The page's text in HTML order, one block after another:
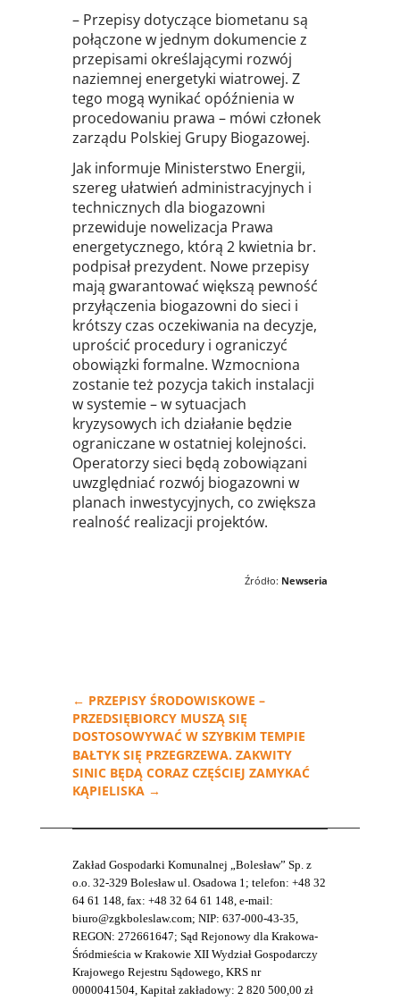
– Przepisy dotyczące biometanu są
połączone w jednym dokumencie z
przepisami określającymi rozwój
naziemnej energetyki wiatrowej. Z
tego mogą wynikać opóźnienia w
procedowaniu prawa – mówi członek
zarządu Polskiej Grupy Biogazowej.
Jak informuje Ministerstwo Energii,
szereg ułatwień administracyjnych i
technicznych dla biogazowni
przewiduje nowelizacja Prawa
energetycznego, którą 2 kwietnia br.
podpisał prezydent. Nowe przepisy
mają gwarantować większą pewność
przyłączenia biogazowni do sieci i
krótszy czas oczekiwania na decyzje,
uprościć procedury i ograniczyć
obowiązki formalne. Wzmocniona
zostanie też pozycja takich instalacji
w systemie – w sytuacjach
kryzysowych ich działanie będzie
ograniczane w ostatniej kolejności.
Operatorzy sieci będą zobowiązani
uwzględniać rozwój biogazowni w
planach inwestycyjnych, co zwiększa
realność realizacji projektów.
Źródło: Newseria
← PRZEPISY ŚRODOWISKOWE –
PRZEDSIĘBIORCY MUSZĄ SIĘ
DOSTOSOWYWAĆ W SZYBKIM TEMPIE
BAŁTYK SIĘ PRZEGRZEWA. ZAKWITY
SINIC BĘDĄ CORAZ CZĘŚCIEJ ZAMYKAĆ
KĄPIELISKA→
Zakład Gospodarki Komunalnej „Bolesław” Sp. z
o.o. 32-329 Bolesław ul. Osadowa 1; telefon: +48 32
64 61 148, fax: +48 32 64 61 148, e-mail:
biuro@zgkboleslaw.com; NIP: 637-000-43-35,
REGON: 272661647; Sąd Rejonowy dla Krakowa-
Śródmieścia w Krakowie XII Wydział Gospodarczy
Krajowego Rejestru Sądowego, KRS nr
0000041504, Kapitał zakładowy: 2 820 500,00 zł